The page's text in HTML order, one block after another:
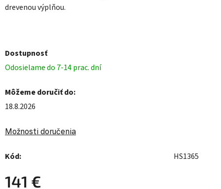
drevenou výplňou.
Dostupnosť
Odosielame do 7-14 prac. dní
Môžeme doručiť do:
18.8.2026
Možnosti doručenia
Kód: HS1365
141 €